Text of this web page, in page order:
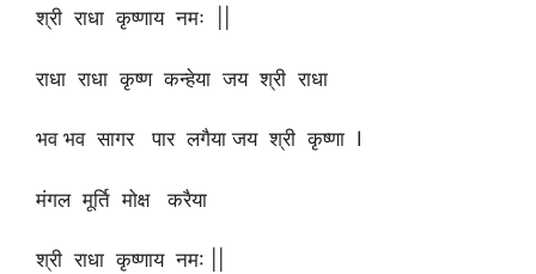
श्री राधा कृष्णाय नमः ||
राधा राधा कृष्ण कन्हेया जय श्री राधा
भव भव सागर पार लगैया जय श्री कृष्णा I
मंगल मूर्ति मोक्ष करैया
श्री राधा कृष्णाय नम: ||